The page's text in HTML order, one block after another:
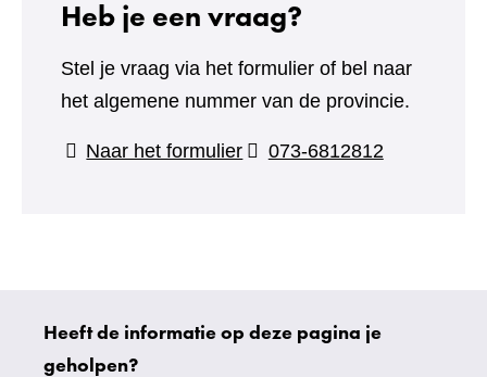
Heb je een vraag?
Stel je vraag via het formulier of bel naar
het algemene nummer van de provincie.
Naar het formulier(verwijst
073-6812812
Uw
gegevens
Heeft de informatie op deze pagina je
geholpen?